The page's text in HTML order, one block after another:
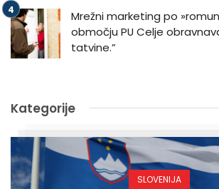
Mrežni marketing po
območju PU Celje
tatvine.”
Kategorije
SLOVENIJA